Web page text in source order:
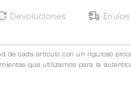
Devoluciones
Envíos
de cada artículo con un riguroso
que utilizamos para la